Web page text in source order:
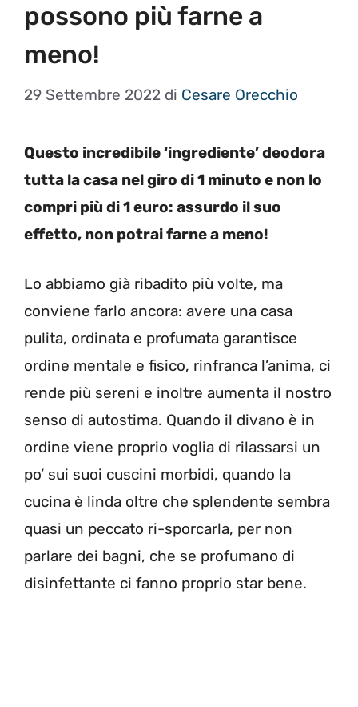
possono più farne a
meno!
29 Settembre 2022 di Cesare Orecchio
Questo incredibile ‘ingrediente’ deodora
tutta la casa nel giro di 1 minuto e non lo
compri più di 1 euro: assurdo il suo
effetto, non potrai farne a meno!
Lo abbiamo già ribadito più volte, ma
conviene farlo ancora: avere una casa
pulita, ordinata e profumata garantisce
ordine mentale e fisico, rinfranca l’anima, ci
rende più sereni e inoltre aumenta il nostro
senso di autostima. Quando il divano è in
ordine viene proprio voglia di rilassarsi un
po’ sui suoi cuscini morbidi, quando la
cucina è linda oltre che splendente sembra
quasi un peccato ri-sporcarla, per non
parlare dei bagni, che se profumano di
disinfettante ci fanno proprio star bene.